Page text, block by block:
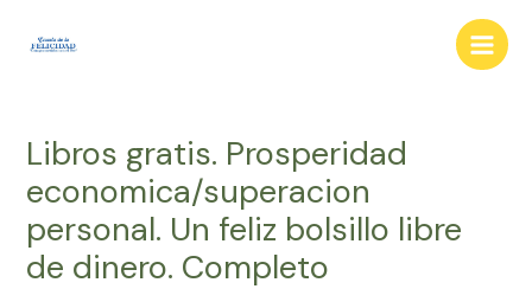
Main
Libros gratis. Prosperidad
economica/superacion
personal. Un feliz bolsillo libre
de dinero. Completo